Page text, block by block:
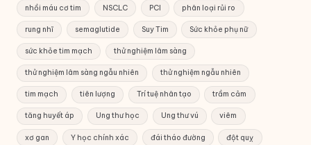
nhồi máu cơ tim NSCLC PCI phân loại rủi ro
rung nhĩ semaglutide Suy Tim Sức khỏe phụ nữ
sức khỏe tim mạch thử nghiệm lâm sàng
thử nghiệm lâm sàng ngẫu nhiên thử nghiệm ngẫu nhiên
tim mạch tiên lượng Trí tuệ nhân tạo trầm cảm
tăng huyết áp Ung thư học Ung thư vú viêm
xơ gan Y học chính xác đái tháo đường đột quỵ